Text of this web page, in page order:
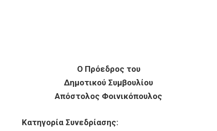
Ο Πρόεδρος του
Δημοτικού Συμβουλίου
Απόστολος Φοινικόπουλος
Κατηγορία Συνεδρίασης: